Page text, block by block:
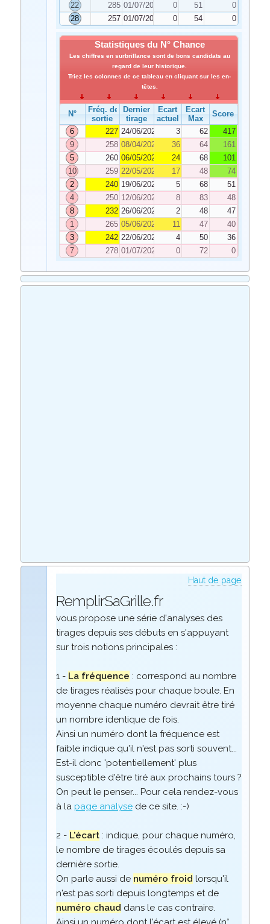
22
285 01/07/2024 0 51
0
28
257 01/07/2024 0 54 0
Statistiques du N° Chance
Les chiffres en surbrillance sont de bons candidats au
regard de leur historique.
Triez les colonnes de ce tableau en cliquant sur les en-
têtes.
N°
Fréq. de
sortie
Dernier
tirage
Ecart
actuel
Ecart
Max
Score
6
227 24/06/2024 3 62
417
9
258 08/04/2024 36 64
161
5
260 06/05/2024 24 68
101
10
259 22/05/2024 17 48
74
2
240 19/06/2024 5 68
51
4
250 12/06/2024 8 83
48
8
232 26/06/2024 2 48
47
1
265 05/06/2024 11 47
40
3
242 22/06/2024 4 50
36
7
278 01/07/2024 0 72 0
Haut de page
RemplirSaGrille.fr
vous propose une série d'analyses des
tirages depuis ses débuts en s'appuyant
sur trois notions principales :
1 - La fréquence : correspond au nombre
de tirages réalisés pour chaque boule. En
moyenne chaque numéro devrait être tiré
un nombre identique de fois.
Ainsi un numéro dont la fréquence est
faible indique qu'il n'est pas sorti souvent...
Est-il donc 'potentiellement' plus
susceptible d'être tiré aux prochains tours ?
On peut le penser... Pour cela rendez-vous
à la page analysede ce site. :-)
2 - L'écart: indique, pour chaque numéro,
le nombre de tirages écoulés depuis sa
dernière sortie.
On parle aussi de numéro froid lorsqu'il
n'est pas sorti depuis longtemps et de
numéro chaud dans le cas contraire.